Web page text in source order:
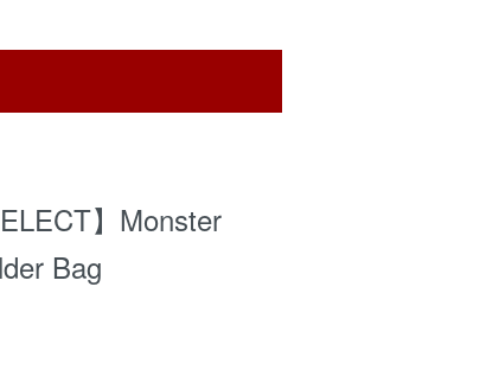
】Monster
Bag